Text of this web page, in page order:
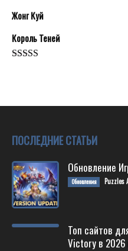
Жонг Куй
Король Теней
ПОСЛЕДНИЕ СТАТЬИ
Обновление
Обновления Puzzles
Топ сайтов
Victory в 2026